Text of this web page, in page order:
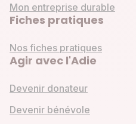
Mon entreprise durable
Fiches pratiques
Nos fiches pratiques
Agir avec l'Adie
Devenir donateur
Devenir bénévole